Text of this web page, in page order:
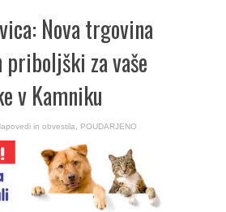
Nova trgovina
priboljški za vaše
v Kamniku
in obvestila POUDARJENO